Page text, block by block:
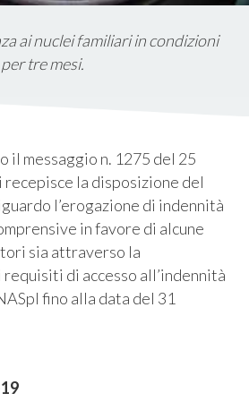
ai nuclei familiari in condizioni
tre mesi.
il messaggio n. 1275 del 25
recepisce la disposizione del
l’erogazione di indennità
in favore di alcune
sia attraverso la
di accesso all’indennità
fino alla data del 31